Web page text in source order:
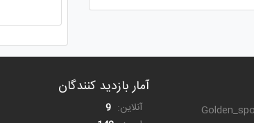
آمار بازدید کنندگان
آنلاین: 9